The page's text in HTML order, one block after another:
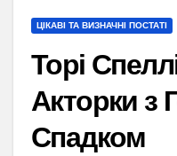
ЦІКАВІ ТА ВИЗНАЧНІ ПОСТАТІ
Торі
Акторки з
Спадком